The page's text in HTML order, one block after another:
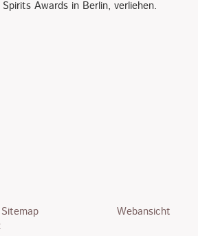
Awards in Berlin, verliehen.
Sitemap
Webansicht